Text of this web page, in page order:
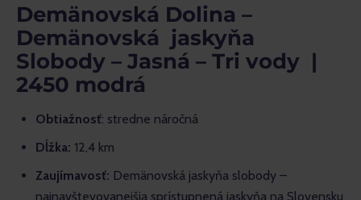
Demänovská Dolina –
Demänovská jaskyňa
Slobody – Jasná – Tri vody |
2450 modrá
Obtiažnosť: stredne náročná
Dĺžka: 12,4 km
Zaujímavosť: Demänovská jaskyňa slobody –
najnavštevovanejšia sprístupnená jaskyňa na Slovensku